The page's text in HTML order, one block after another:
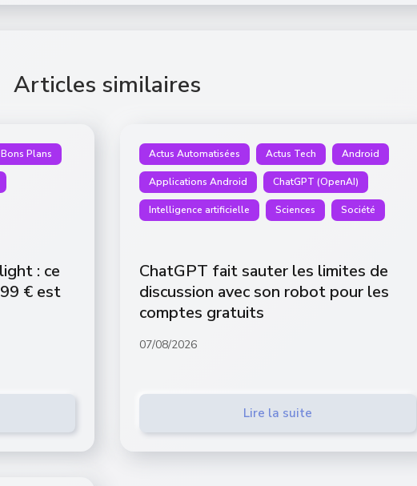
Articles similaires
Bons Plans
: ce
€ est
Actus Automatisées Actus Tech Android
Applications Android ChatGPT (OpenAI)
Intelligence artificielle Sciences Société
ChatGPT fait sauter les limites de
discussion avec son robot pour les
comptes gratuits
07/08/2026
Lire la suite